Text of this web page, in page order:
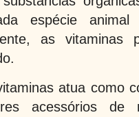
espécie
as
atua como
acessórios de